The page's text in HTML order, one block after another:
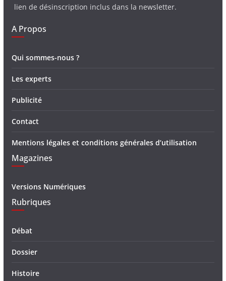
lien de désinscription inclus dans la newsletter.
A Propos
Qui sommes-nous ?
Les experts
Publicité
Contact
Mentions légales et conditions générales d’utilisation
Magazines
Versions Numériques
Rubriques
Débat
Dossier
Histoire